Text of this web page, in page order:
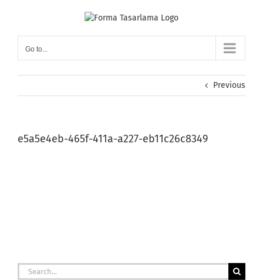
Go to...
Previous
e5a5e4eb-465f-411a-a227-eb11c26c8349
Search